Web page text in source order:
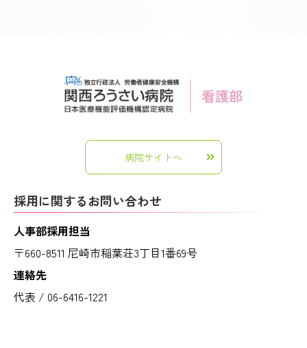
病院サイトへ
採用に関するお問い合わせ
人事部採用担当
〒660-8511 尼崎市稲葉荘3丁目1番69号
連絡先
代表 / 06-6416-1221